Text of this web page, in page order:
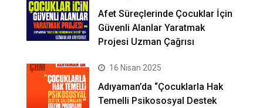
Afet Süreçlerinde Çocuklar İçin
Güvenli Alanlar Yaratmak
Projesi Uzman Çağrısı
16 Nisan 2025
Adıyaman’da “Çocuklarla Hak
Temelli Psikososyal Destek